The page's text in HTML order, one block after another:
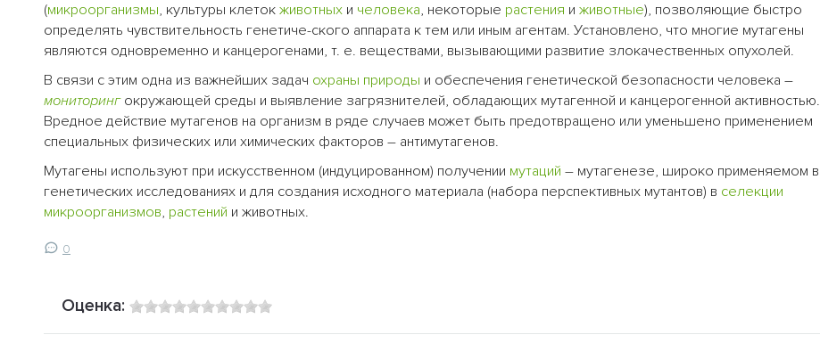
(микроорганизмы, культуры клеток животных и человека, некоторые растения и животные), позволяющие быстро
определять чувствительность генетиче-ского аппарата к тем или иным агентам. Установлено, что многие мутагены
являются одновременно и канцерогенами, т. е. веществами, вызывающими развитие злокачественных опухолей.
В связи с этим одна из важнейших задач охраны природы и обеспечения генетической безопасности человека –
мониторингокружающей среды и выявление загрязнителей, обладающих мутагенной и канцерогенной активностью.
Вредное действие мутагенов на организм в ряде случаев может быть предотвращено или уменьшено применением
специальных физических или химических факторов – антимутагенов.
Мутагены используют при искусственном (индуцированном) получении мутаций – мутагенезе, широко применяемом в
генетических исследованиях и для создания исходного материала (набора перспективных мутантов) в селекции
микроорганизмов, растений и животных.
0
Оценка: